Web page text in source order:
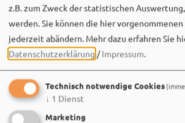
z.B. zum Zweck der statistischen
werden. Sie können die hier
jederzeit abändern. Mehr dazu erfahren Sie
Datenschutzerklärung /Impressum.
Technisch notwendige Cookies
↓ 1 Dienst
Marketing